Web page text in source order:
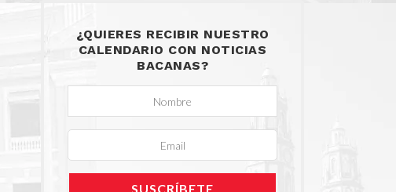
¿QUIERES RECIBIR NUESTRO
CALENDARIO CON NOTICIAS
BACANAS?